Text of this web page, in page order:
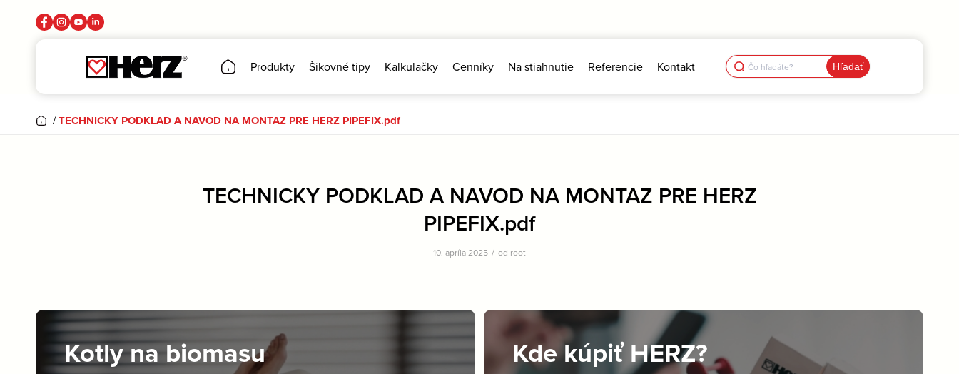
Produkty Šikovné tipy Kalkulačky Cenníky Na stiahnutie Referencie Kontakt Search
for:
/TECHNICKY PODKLAD A NAVOD NA MONTAZ PRE HERZ PIPEFIX.pdf
TECHNICKY PODKLAD A NAVOD NA MONTAZ PRE HERZ
PIPEFIX.pdf
10. apríla 2025 / od root
Kotly na biomasu Kde kúpiť HERZ?